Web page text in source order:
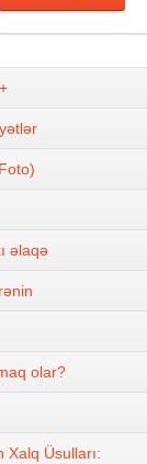
əlaqə
olar?
Üsulları: